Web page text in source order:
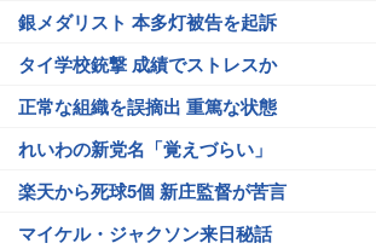
銀メダリスト 本多灯被告を起訴
タイ学校銃撃 成績でストレスか
正常な組織を誤摘出 重篤な状態
れいわの新党名「覚えづらい」
楽天から死球5個 新庄監督が苦言
マイケル・ジャクソン来日秘話